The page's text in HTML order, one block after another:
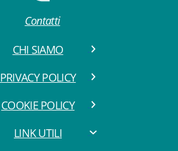
Contatti
CHI SIAMO
PRIVACY POLICY
COOKIE POLICY
LINK UTILI